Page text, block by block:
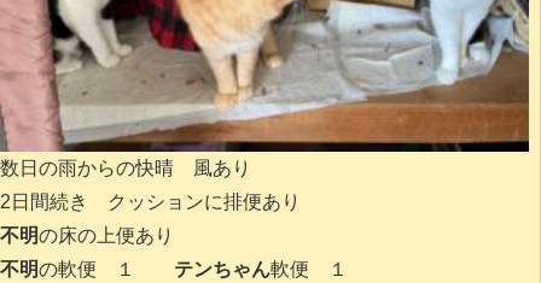
数日の雨からの快晴 風あり
2日間続き クッションに排便あり
不明の床の上便あり
不明の軟便 １ テンちゃん軟便 １